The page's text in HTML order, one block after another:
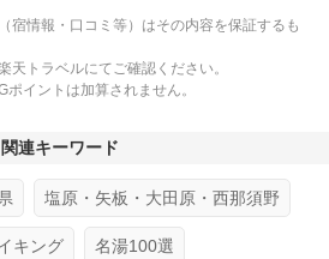
宿情報・口コミ等）はその内容を保証するも
天トラベルにてご確認ください。
イントは加算されません。
関連キーワード
塩原・矢板・大田原・西那須野
キング 名湯100選